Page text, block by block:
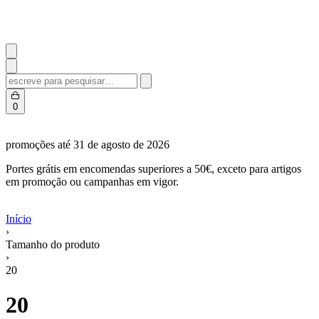
0
promoções até 31 de agosto de 2026
Portes grátis em encomendas superiores a 50€, exceto para artigos
em promoção ou campanhas em vigor.
Início
›
Tamanho do produto
›
20
20